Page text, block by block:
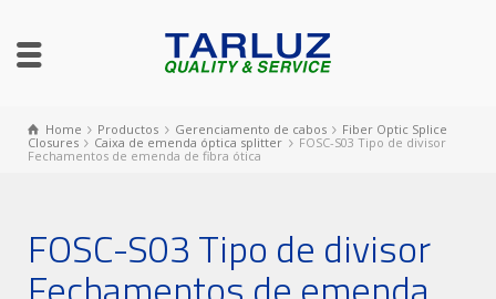
Home Productos Gerenciamento de cabos
Fiber Optic Splice
Closures
Caixa de emenda óptica splitter
FOSC-S03 Tipo de divisor
Fechamentos de emenda de fibra ótica
FOSC-S03 Tipo de divisor